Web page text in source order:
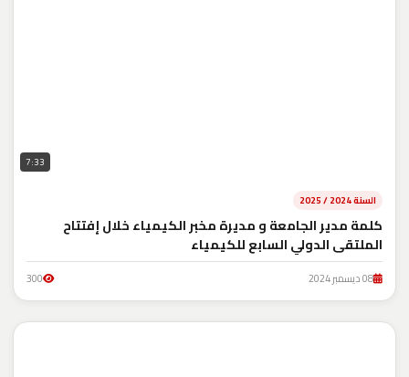
7:33
السنة 2024 / 2025
كلمة مدير الجامعة و مديرة مخبر الكيمياء خلال إفتتاح
الملتقى الدولي السابع للكيمياء
08 ديسمبر 2024 300